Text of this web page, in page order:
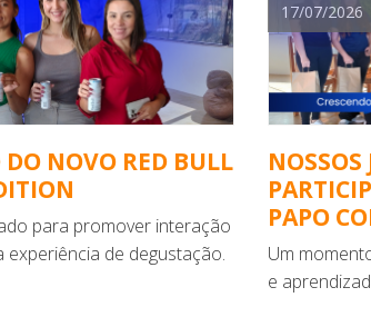
DO NOVO RED BULL
para promover interação
de degustação.
17/07/2026
NOSSOS
PAPO
Um
e